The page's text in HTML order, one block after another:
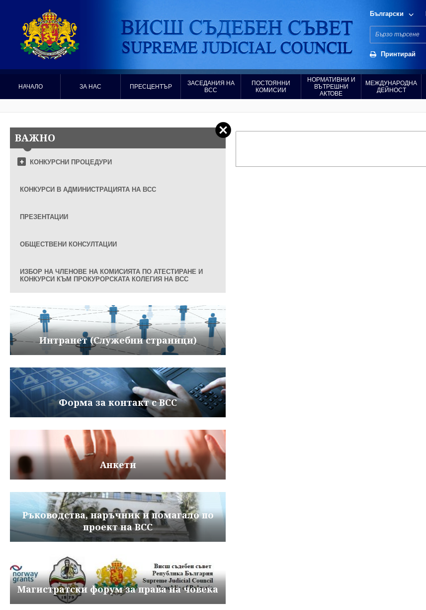
Български
Принтирай
НАЧАЛО ЗА НАС ПРЕСЦЕНТЪР
ЗАСЕДАНИЯ НА
ВСС
ПОСТОЯННИ
КОМИСИИ
НОРМАТИВНИ И
ВЪТРЕШНИ
АКТОВЕ
МЕЖДУНАРОДНА
ДЕЙНОСТ
ВАЖНО
КОНКУРСНИ ПРОЦЕДУРИ
КОНКУРСИ В АДМИНИСТРАЦИЯТА НА ВСС
ПРЕЗЕНТАЦИИ
ОБЩЕСТВЕНИ КОНСУЛТАЦИИ
ИЗБОР НА ЧЛЕНОВЕ НА КОМИСИЯТА ПО АТЕСТИРАНЕ И
КОНКУРСИ КЪМ ПРОКУРОРСКАТА КОЛЕГИЯ НА ВСС
Интранет (Служебни страници)
Форма за контакт с ВСС
Анкети
Ръководства, наръчник и помагало по
проект на ВСС
Магистратски форум за права на човека